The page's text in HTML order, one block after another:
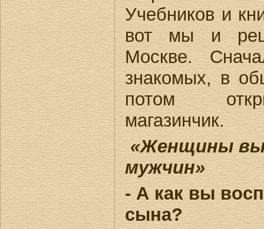
Учебников и
вот мы и
Москве.
знакомых, в
потом
магазинчик.
«Женщины
мужчин»
- А как вы
сына?